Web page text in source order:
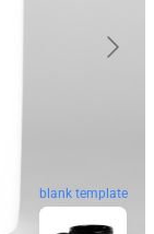
blank template